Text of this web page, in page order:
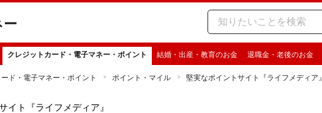
ー
クレジットカード・電子マネー・ポイント 結婚・出産・教育のお金 退職金・老後のお金
ド・電子マネー・ポイント ポイント・マイル 堅実なポイントサイト『ライフメディア』
イト『ライフメディア』